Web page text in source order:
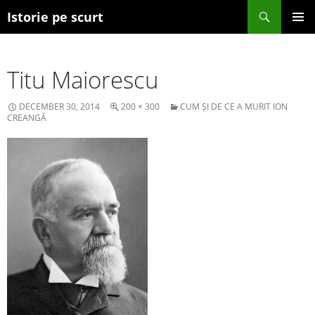
Istorie pe scurt
Search
SKIP TO CONTENT
Titu Maiorescu
DECEMBER 30, 2014 200 × 300
CUM ȘI DE CE A MURIT ION
CREANGĂ